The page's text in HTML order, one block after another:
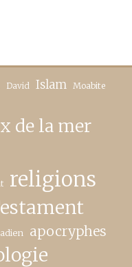
David Islam Moabite
de la mer
religions
apocryphes